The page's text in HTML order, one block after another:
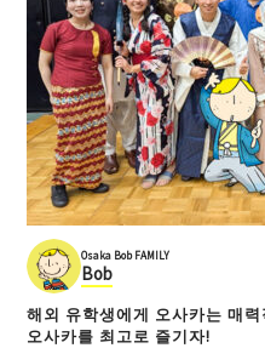
Osaka Bob FAMILY
Bob
해외 유학생에게 오사카는 매
오사카를 최고로 즐기자!